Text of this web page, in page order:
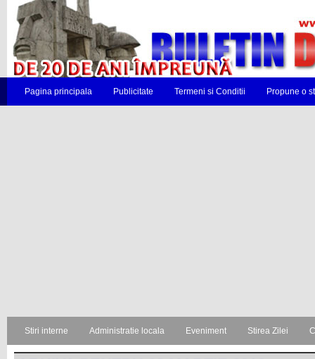
Pagina principala Publicitate Termeni si Conditii Propune o
Stiri interne Administratie locala Eveniment Stirea Zilei